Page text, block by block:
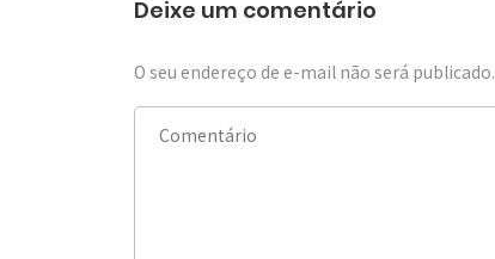
Deixe um comentário
O seu endereço de e-mail não será publicado.